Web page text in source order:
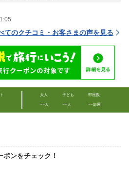
てのクチコミ・お客さまの声を見る
大人
--人
子ども
--人
部屋数
--部屋
ンをチェック！